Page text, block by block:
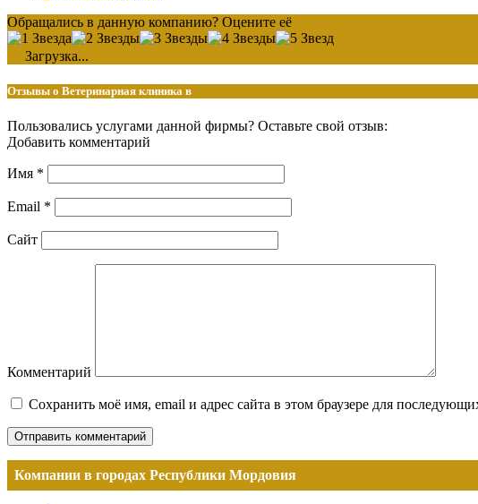
Обращались в данную компанию? Оцените её
Загрузка...
Отзывы о Ветеринарная клиника в
Пользовались услугами данной фирмы? Оставьте свой отзыв:
Добавить комментарий
Имя *
Email *
Сайт
Комментарий
Сохранить моё имя, email и адрес сайта в этом браузере для
Компании в городах Республики Мордовия